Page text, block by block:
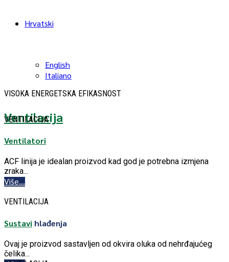
Hrvatski
English
Italiano
VISOKA ENERGETSKA EFIKASNOST
Ventilacija
VENTILACIJA
Ventilatori
ACF linija je idealan proizvod kad god je potrebna izmjena
zraka...
Više...
VENTILACIJA
Sustavi hlađenja
Ovaj je proizvod sastavljen od okvira oluka od nehrđajućeg
čelika...